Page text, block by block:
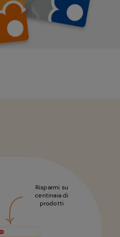
Risparmi su
centinaia di
prodotti